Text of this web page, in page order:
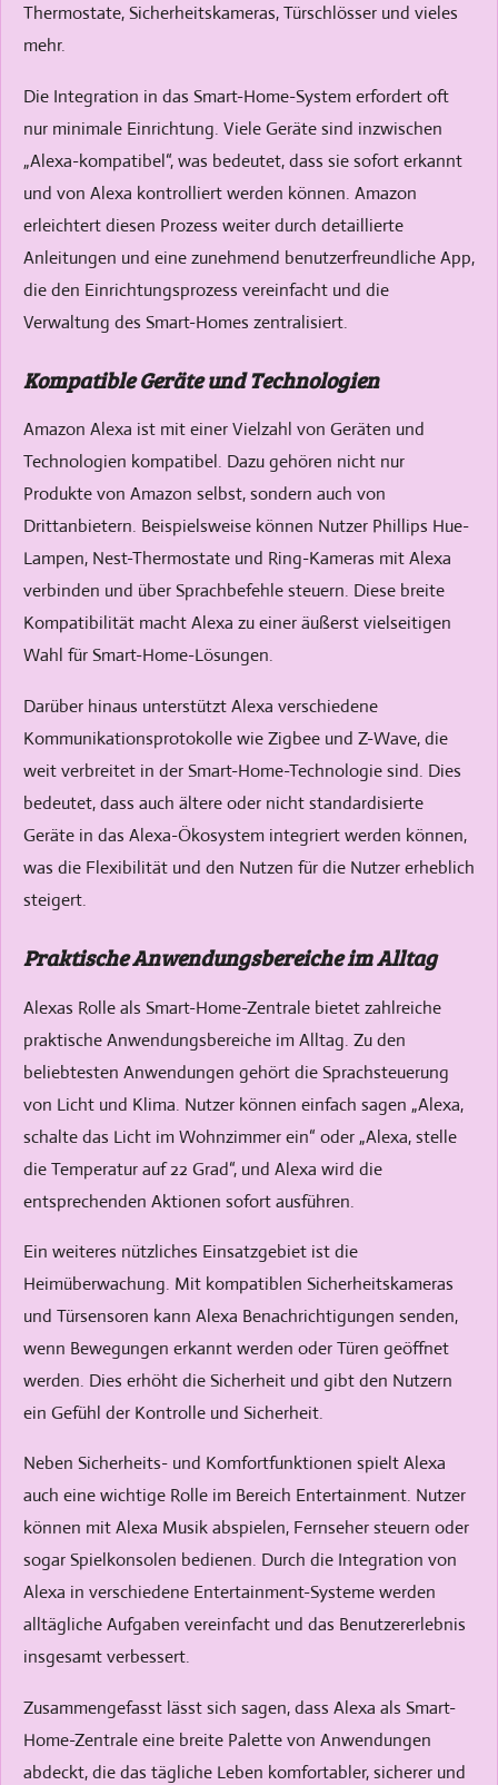
Thermostate, Sicherheitskameras, Türschlösser und vieles
mehr.
Die Integration in das Smart-Home-System erfordert oft
nur minimale Einrichtung. Viele Geräte sind inzwischen
„Alexa-kompatibel“, was bedeutet, dass sie sofort erkannt
und von Alexa kontrolliert werden können. Amazon
erleichtert diesen Prozess weiter durch detaillierte
Anleitungen und eine zunehmend benutzerfreundliche App,
die den Einrichtungsprozess vereinfacht und die
Verwaltung des Smart-Homes zentralisiert.
Kompatible Geräte und Technologien
Amazon Alexa ist mit einer Vielzahl von Geräten und
Technologien kompatibel. Dazu gehören nicht nur
Produkte von Amazon selbst, sondern auch von
Drittanbietern. Beispielsweise können Nutzer Phillips Hue-
Lampen, Nest-Thermostate und Ring-Kameras mit Alexa
verbinden und über Sprachbefehle steuern. Diese breite
Kompatibilität macht Alexa zu einer äußerst vielseitigen
Wahl für Smart-Home-Lösungen.
Darüber hinaus unterstützt Alexa verschiedene
Kommunikationsprotokolle wie Zigbee und Z-Wave, die
weit verbreitet in der Smart-Home-Technologie sind. Dies
bedeutet, dass auch ältere oder nicht standardisierte
Geräte in das Alexa-Ökosystem integriert werden können,
was die Flexibilität und den Nutzen für die Nutzer erheblich
steigert.
Praktische Anwendungsbereiche im Alltag
Alexas Rolle als Smart-Home-Zentrale bietet zahlreiche
praktische Anwendungsbereiche im Alltag. Zu den
beliebtesten Anwendungen gehört die Sprachsteuerung
von Licht und Klima. Nutzer können einfach sagen „Alexa,
schalte das Licht im Wohnzimmer ein“ oder „Alexa, stelle
die Temperatur auf 22 Grad“, und Alexa wird die
entsprechenden Aktionen sofort ausführen.
Ein weiteres nützliches Einsatzgebiet ist die
Heimüberwachung. Mit kompatiblen Sicherheitskameras
und Türsensoren kann Alexa Benachrichtigungen senden,
wenn Bewegungen erkannt werden oder Türen geöffnet
werden. Dies erhöht die Sicherheit und gibt den Nutzern
ein Gefühl der Kontrolle und Sicherheit.
Neben Sicherheits- und Komfortfunktionen spielt Alexa
auch eine wichtige Rolle im Bereich Entertainment. Nutzer
können mit Alexa Musik abspielen, Fernseher steuern oder
sogar Spielkonsolen bedienen. Durch die Integration von
Alexa in verschiedene Entertainment-Systeme werden
alltägliche Aufgaben vereinfacht und das Benutzererlebnis
insgesamt verbessert.
Zusammengefasst lässt sich sagen, dass Alexa als Smart-
Home-Zentrale eine breite Palette von Anwendungen
abdeckt, die das tägliche Leben komfortabler, sicherer und